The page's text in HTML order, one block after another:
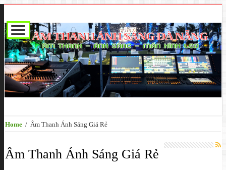
Home / Âm Thanh Ánh Sáng Giá Rẻ
Âm Thanh Ánh Sáng Giá Rẻ